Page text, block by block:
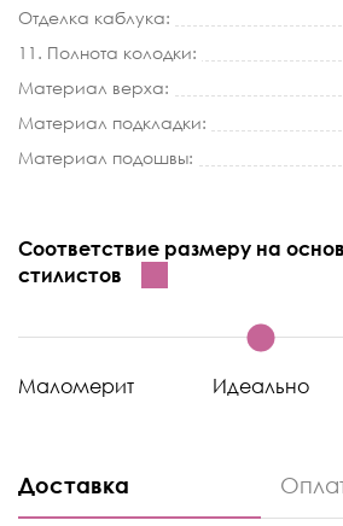
Отделка каблука:
11. Полнота колодки:
Материал верха:
Материал подкладки:
Материал подошвы:
Соответствие размеру на
стилистов
Маломерит Идеально
Доставка